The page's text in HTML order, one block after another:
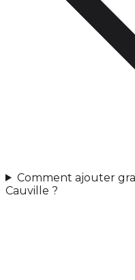
Comment ajouter
Cauville ?